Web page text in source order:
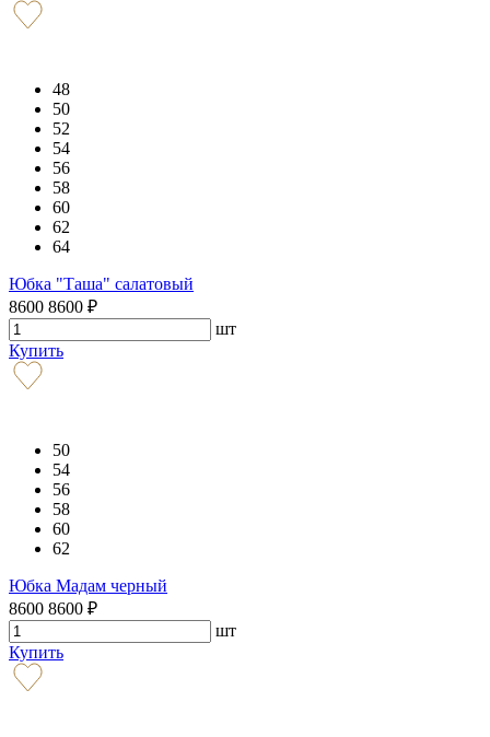
48
50
52
54
56
58
60
62
64
Юбка "Таша" салатовый
8600 8600 ₽
шт
Купить
50
54
56
58
60
62
Юбка Мадам черный
8600 8600 ₽
шт
Купить